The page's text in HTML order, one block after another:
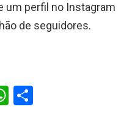
um perfil no Instagram
de seguidores.
W